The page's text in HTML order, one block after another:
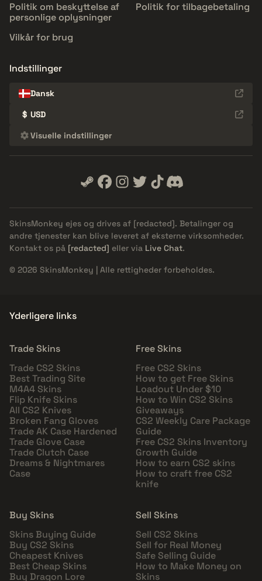
Politik om beskyttelse af
personlige oplysninger
Politik for tilbagebetaling
Vilkår for brug
Indstillinger
Dansk
$ USD
Visuelle indstillinger
SkinsMonkey ejes og drives af [redacted]. Betalinger og
andre tjenester kan blive leveret af eksterne virksomheder.
Kontakt os på [redacted] eller via Live Chat.
© 2026 SkinsMonkey | Alle rettigheder forbeholdes.
Yderligere links
Trade Skins
Trade CS2 Skins
Best Trading Site
M4A4 Skins
Flip Knife Skins
All CS2 Knives
Broken Fang Gloves
Trade AK Case Hardened
Trade Glove Case
Trade Clutch Case
Dreams & Nightmares
Case
Free Skins
Free CS2 Skins
How to get Free Skins
Loadout Under $10
How to Win CS2 Skins
Giveaways
CS2 Weekly Care Package
Guide
Free CS2 Skins Inventory
Growth Guide
How to earn CS2 skins
How to craft free CS2
knife
Buy Skins
Skins Buying Guide
Buy CS2 Skins
Cheapest Knives
Best Cheap Skins
Buy Dragon Lore
Sell Skins
Sell CS2 Skins
Sell for Real Money
Safe Selling Guide
How to Make Money on
Skins